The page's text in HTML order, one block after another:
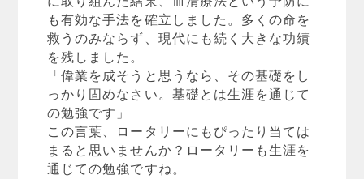
も有効な手法を確立しました。多くの命を
救うのみならず、現代にも続く大きな功績
を残しました。
「偉業を成そうと思うなら、その基礎をし
っかり固めなさい。基礎とは生涯を通じて
の勉強です」
この言葉、ロータリーにもぴったり当ては
まると思いませんか？ロータリーも生涯を
通じての勉強ですね。